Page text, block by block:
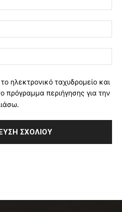
ηλεκτρονικό ταχυδρομείο και
πρόγραμμα περιήγησης για την